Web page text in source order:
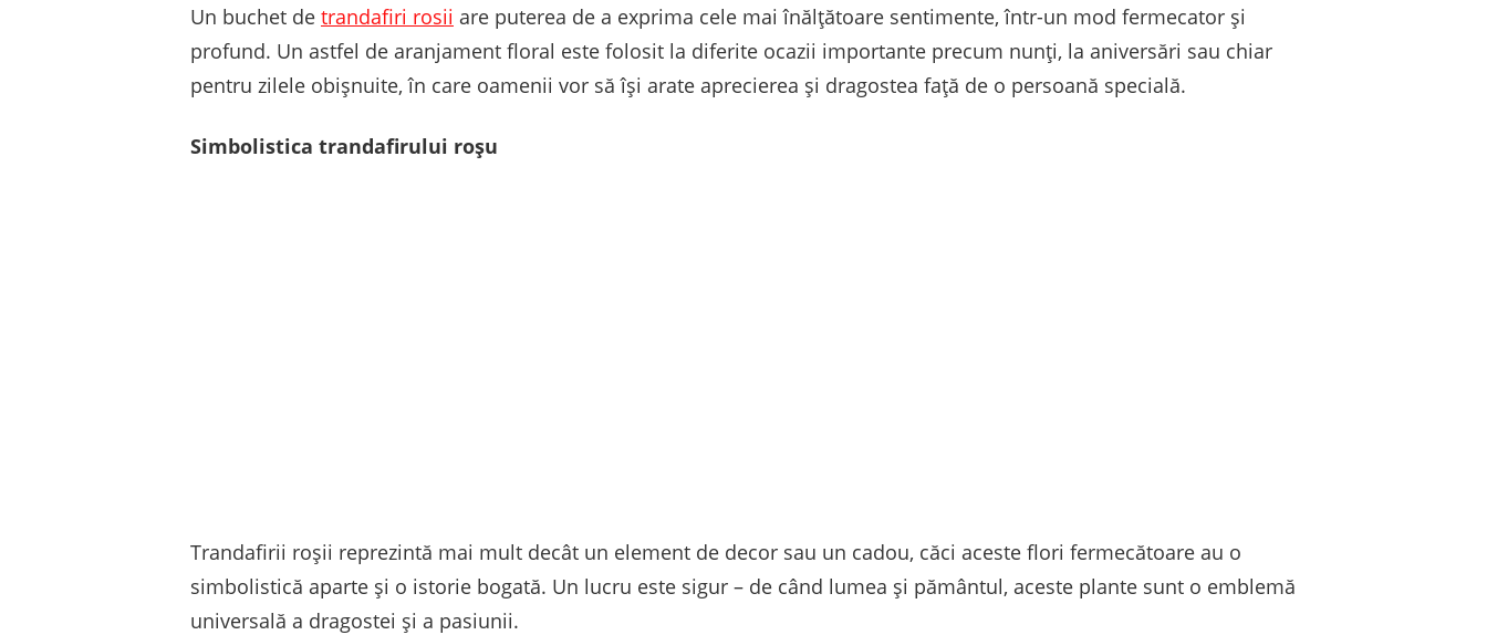
Un buchet de trandafiri rosii are puterea de a exprima cele mai înălțătoare sentimente, într-un mod fermecator și
profund. Un astfel de aranjament floral este folosit la diferite ocazii importante precum nunți, la aniversări sau chiar
pentru zilele obișnuite, în care oamenii vor să își arate aprecierea și dragostea față de o persoană specială.
Simbolistica trandafirului roșu
Trandafirii roșii reprezintă mai mult decât un element de decor sau un cadou, căci aceste flori fermecătoare au o
simbolistică aparte și o istorie bogată. Un lucru este sigur – de când lumea și pământul, aceste plante sunt o emblemă
universală a dragostei și a pasiunii.